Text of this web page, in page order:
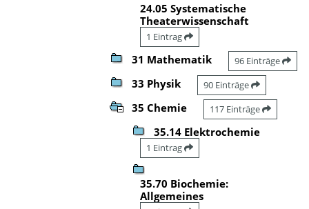
24.05 Systematische
Theaterwissenschaft
1 Eintrag
31 Mathematik 96 Einträge
33 Physik 90 Einträge
35 Chemie 117 Einträge
35.14 Elektrochemie
1 Eintrag
35.70 Biochemie:
Allgemeines